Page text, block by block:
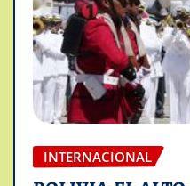
INTERNACIONAL